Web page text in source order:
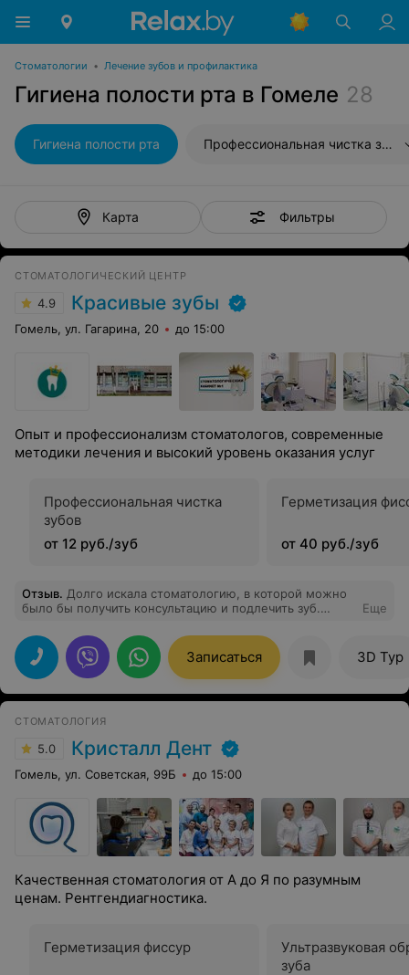
Стоматологии • Лечение зубов и профилактика
Гигиена полости рта в Гомеле 28
Гигиена полости рта Профессиональная чистка зубов
Карта Фильтры
СТОМАТОЛОГИЧЕСКИЙ ЦЕНТР
4.9 Красивые зубы
Гомель, ул. Гагарина, 20 до 15:00
Опыт и профессионализм стоматологов, современные
методики лечения и высокий уровень оказания услуг
Профессиональная чистка
зубов
от 12 руб./зуб
Герметизация
от 40 руб./зуб
Отзыв. Долго искала стоматологию, в которой можно
было бы получить консультацию и подлечить зуб.
работы остановилась на этой клинике.Сегодня лечила
зуб у врача по фамилии Гусейнова. Мне очень
понравилось как врач провела консультацию и
первичный осмотр полости рта, а затем аккуратно
залечила зуб.Большое спасибо врачу и извините,что не
Еще
Записаться 3D Тур
СТОМАТОЛОГИЯ
5.0 Кристалл Дент
Гомель, ул. Советская, 99Б до 15:00
Качественная стоматология от А до Я по разумным
ценам. Рентгендиагностика.
Герметизация фиссур
Ультразвуковая
зуба